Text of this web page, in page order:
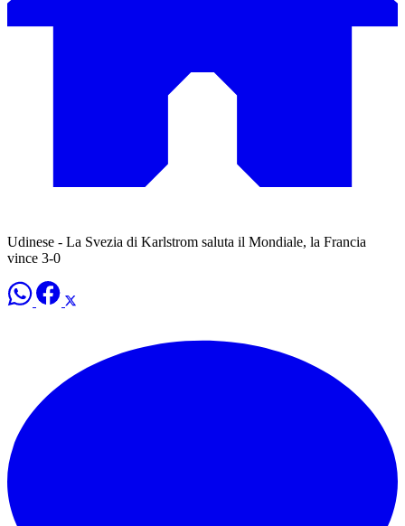
Udinese - La Svezia di Karlstrom saluta il Mondiale, la Francia
vince 3-0